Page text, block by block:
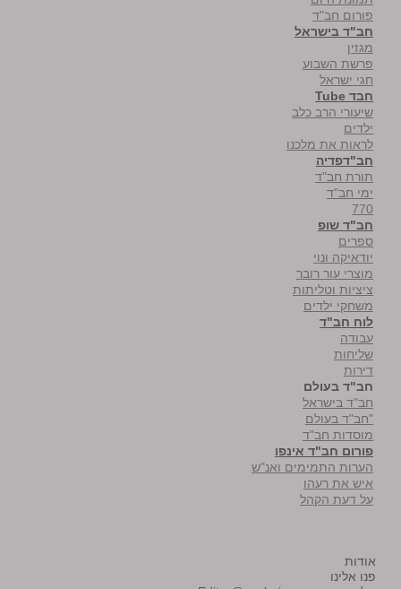
פורום חב"ד
חב"ד בישראל
מגזין
פרשת השבוע
חגי ישראל
חבד Tube
שיעורי הרב כלב
ילדים
לראות את מלכנו
חב"דפדיה
תורת חב"ד
ימי חב"ד
770
חב"ד שופ
ספרים
יודאיקה ונוי
מוצרי עור רובר
ציציות וטליתות
משחקי ילדים
לוח חב"ד
עבודה
שליחות
דירות
חב"ד בעולם
חב"ד בישראל
"חב"ד בעולם
מוסדות חב"ד
פורום חב"ד אינפו
הערות התמימים ואנ"ש
איש את רעהו
על דעת הקהל
אודות
פנו אלינו